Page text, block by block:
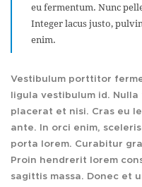
eu fermentum. Nunc
Integer lacus justo,
enim.
Vestibulum porttitor
ligula vestibulum id.
placerat et nisi. Cras eu
ante. In orci enim,
porta lorem. Curabitur
Proin hendrerit lorem
sagittis massa. Donec et